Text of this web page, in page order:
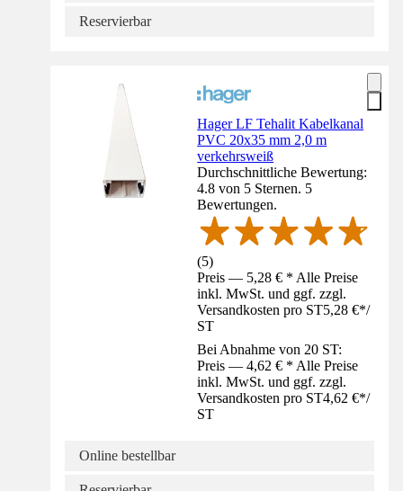
Reservierbar
Hager LF Tehalit Kabelkanal
PVC 20x35 mm 2,0 m
verkehrsweiß
Durchschnittliche Bewertung:
4.8 von 5 Sternen. 5
Bewertungen.
(5)
Preis — 5,28 € * Alle Preise
inkl. MwSt. und ggf. zzgl.
Versandkosten pro ST5,28 €*/
ST
Bei Abnahme von 20 ST:
Preis — 4,62 € * Alle Preise
inkl. MwSt. und ggf. zzgl.
Versandkosten pro ST4,62 €*/
ST
Online bestellbar